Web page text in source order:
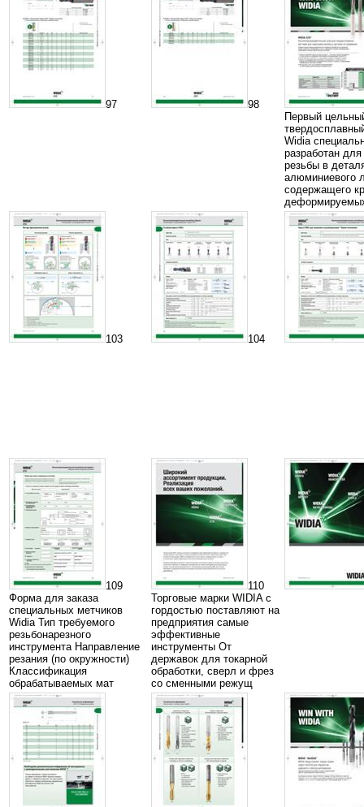
97
98
Первый
Widia
разработан
резьбы в
алюминиевого
содержащего
103 104
109
Форма для заказа
специальных метчиков
Widia Тип требуемого
резьбонарезного
инструмента Направление
резания (по окружности)
Классификация
обрабатываемых мат
110
Торговые марки WIDIA с
гордостью поставляют на
предприятия самые
эффективные
инструменты От
державок для токарной
обработки, сверл и фрез
со сменными режущ